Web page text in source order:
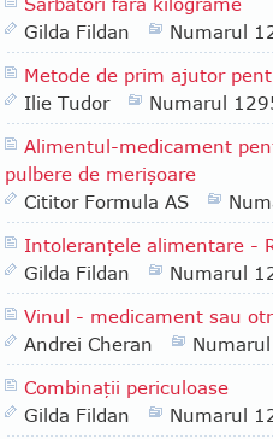
Gilda Fildan
Numarul
Metode de prim ajutor
Ilie Tudor
Numarul
Alimentul-medicament
pulbere de merişoare
Cititor Formula AS
Intoleranţele alimentare -
Gilda Fildan
Numarul
Vinul - medicament sau
Andrei Cheran
Combinaţii periculoase
Gilda Fildan
Numarul